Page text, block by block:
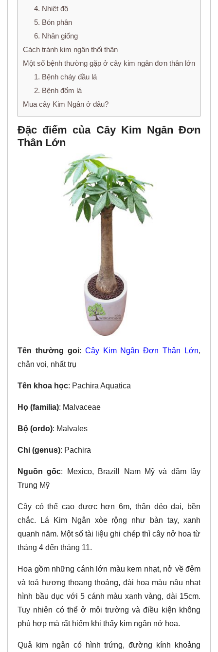
4. Nhiệt độ
5. Bón phân
6. Nhân giống
Cách tránh kim ngân thối thân
Một số bệnh thường gặp ở cây kim ngân đơn thân lớn
1. Bệnh cháy đầu lá
2. Bệnh đốm lá
Mua cây Kim Ngân ở đâu?
Đặc điểm của Cây Kim Ngân Đơn
Thân Lớn
Tên thường goi: Cây Kim Ngân Đơn Thân Lớn,
chân voi, nhất trụ
Tên khoa học: Pachira Aquatica
Họ (familia): Malvaceae
Bộ (ordo): Malvales
Chi (genus): Pachira
Nguồn gốc: Mexico, Brazill Nam Mỹ và đầm lầy
Trung Mỹ
Cây có thể cao được hơn 6m, thân dẻo dai, bền
chắc. Lá Kim Ngân xòe rộng như bàn tay, xanh
quanh năm. Một số tài liệu ghi chép thì cây nở hoa từ
tháng 4 đến tháng 11.
Hoa gồm những cánh lớn màu kem nhạt, nở về đêm
và toả hương thoang thoảng, đài hoa màu nâu nhạt
hình bầu dục với 5 cánh màu xanh vàng, dài 15cm.
Tuy nhiên có thể ở môi trường và điều kiện không
phù hợp mà rất hiếm khi thấy kim ngân nở hoa.
Quả kim ngân có hình trứng, đường kính khoảng